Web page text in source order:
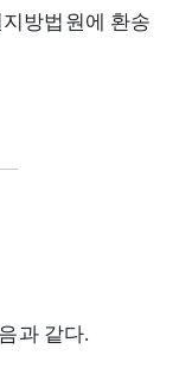
방법원에 환송
과 같다.